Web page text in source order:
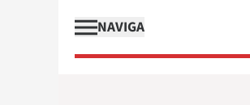
NAVIGA